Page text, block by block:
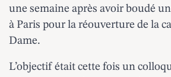
une semaine après avoir boudé
à Paris pour la réouverture de la
Dame.
L’objectif était cette fois un